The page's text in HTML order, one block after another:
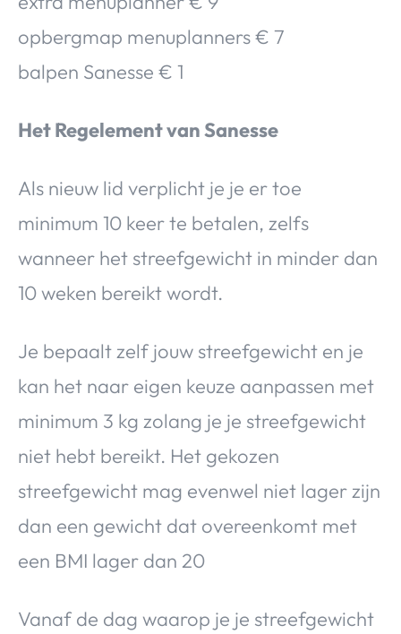
opbergmap menuplanners € 7
balpen Sanesse € 1
Het Regelement van Sanesse
Als nieuw lid verplicht je je er toe
minimum 10 keer te betalen, zelfs
wanneer het streefgewicht in minder dan
10 weken bereikt wordt.
Je bepaalt zelf jouw streefgewicht en je
kan het naar eigen keuze aanpassen met
minimum 3 kg zolang je je streefgewicht
niet hebt bereikt. Het gekozen
streefgewicht mag evenwel niet lager zijn
dan een gewicht dat overeenkomt met
een BMI lager dan 20
Vanaf de dag waarop je je streefgewicht